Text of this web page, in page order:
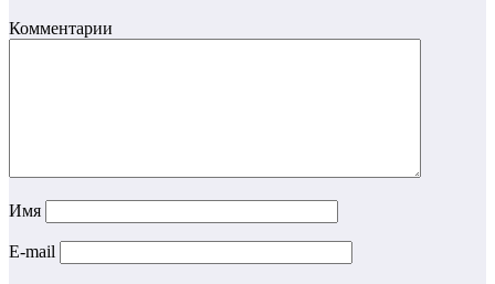
Комментарии
Имя
E-mail